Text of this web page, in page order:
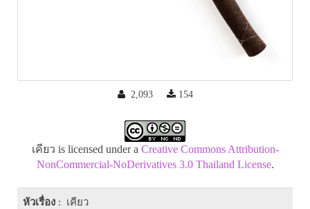
2,093 154
เคียว is licensed under a Creative Commons Attribution-
NonCommercial-NoDerivatives 3.0 Thailand License.
หัวเรื่อง : เคียว